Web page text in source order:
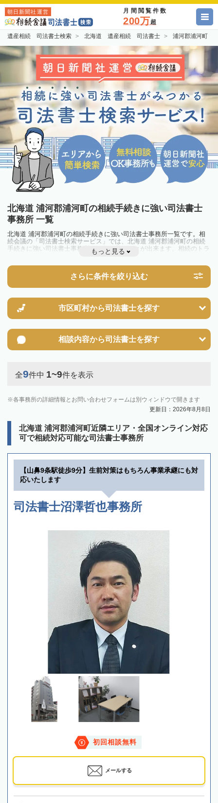
朝日新聞社運営 月間閲覧件数
200万超
遺産相続 司法書士検索 北海道 遺産相続 司法書士 浦河郡浦河町
北海道 浦河郡浦河町の相続手続きに強い司法書士
事務所 一覧
北海道 浦河郡浦河町の相続手続きに強い司法書士事務所一覧です。相
続会議の「司法書士検索サービス」では、北海道 浦河郡浦河町の相続
手続きに強い司法書士事務所を一覧で見ることが出来ます。相続のトラ
ブルやお悩みを抱えている方は一度近隣の司法書士に相談してみましょ
もっと見る
さらに条件を絞り込む
市区町村から司法書士を探す
相談内容から司法書士を探す
全9件中 1~9件を表示
各事務所の詳細情報とお問い合わせフォームは別ウィンドウで開きます
更新日：2026年8月8日
北海道 浦河郡浦河町近隣エリア・全国オンライン対応
可で相続対応可能な司法書士事務所
【山鼻9条駅徒歩9分】生前対策はもちろん事業承継にも対
応いたします
司法書士沼澤哲也事務所
初回相談無料
メールする